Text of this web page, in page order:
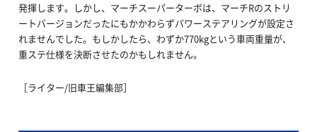
発揮します。しかし、マーチスーパーターボは、マーチRのストリ
ートバージョンだったにもかかわらずパワーステアリングが設定さ
れませんでした。もしかしたら、わずか770kgという車両重量が、
重ステ仕様を決断させたのかもしれません。
［ライター/旧車王編集部］